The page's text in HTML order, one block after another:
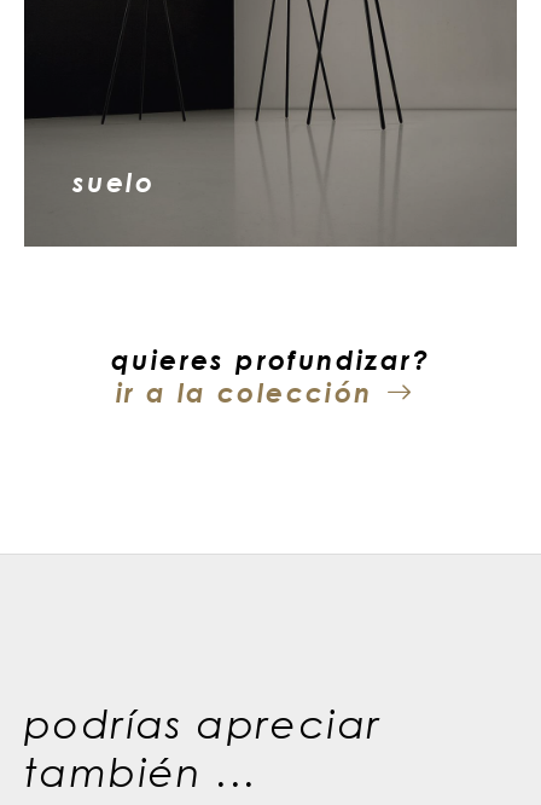
suelo
quieres profundizar?
ir a la colección
podrías apreciar
también ...